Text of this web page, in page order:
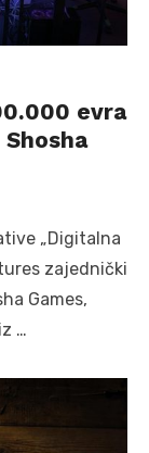
evra
„Digitalna
zajednički
Games,
…